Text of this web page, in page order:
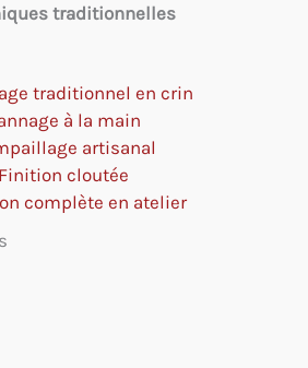
traditionnelles
traditionnel en crin
à la main
artisanal
Finition cloutée
complète en atelier